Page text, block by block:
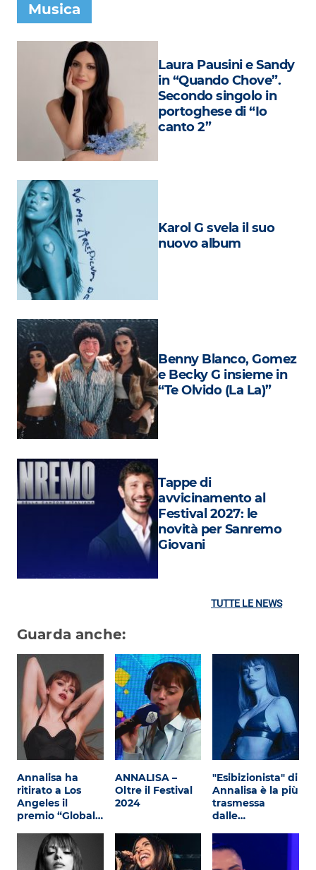
Foto
Speciali
Oroscopo
Radio Subasio Music Club
Sanremo 2026
News
Musica
Cultura
Attualità
Costume
Extra
Eventi
Musica
Laura Pausini e Sandy
in “Quando Chove”.
Secondo singolo in
portoghese di “Io
canto 2”
Karol G svela il suo
nuovo album
Benny Blanco, Gomez
e Becky G insieme in
“Te Olvido (La La)”
Tappe di
avvicinamento al
Festival 2027: le
novità per Sanremo
Giovani
TUTTE LE NEWS
Guarda anche:
Annalisa ha
ritirato a Los
Angeles il
premio “Global…
ANNALISA –
Oltre il Festival
2024
"Esibizionista" di
Annalisa è la più
trasmessa
dalle…